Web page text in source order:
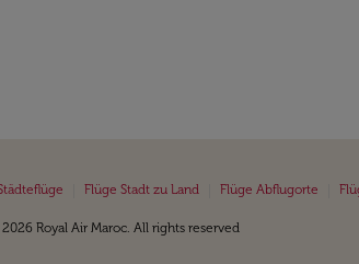
Flüge Stadt zu Land Flüge Abflugorte
Royal Air Maroc. All rights reserved